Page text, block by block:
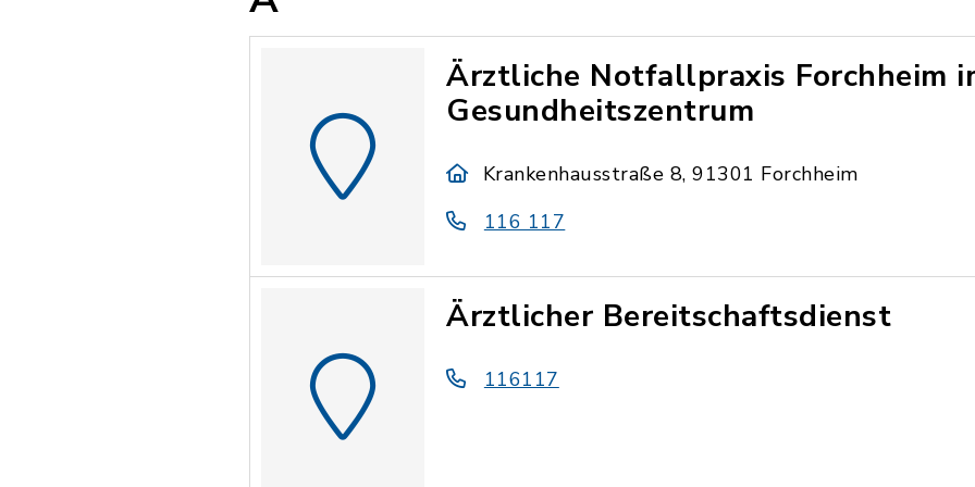
Ärztliche Notfallpraxis Forchheim
Gesundheitszentrum
Krankenhausstraße 8, 91301 Forchheim
116 117
Ärztlicher Bereitschaftsdienst
116117